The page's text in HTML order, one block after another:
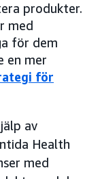
produkter.
med
för dem
en mer
för
av
Health
med